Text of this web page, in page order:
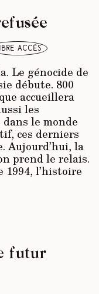
accès
Le génocide de
débute. 800
accueillera
les
le monde
ces derniers
Aujourd’hui, la
prend le relais.
1994, l’histoire
futur